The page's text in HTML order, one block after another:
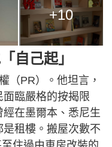
+10
自己起」
（PR）。他坦言，
臨嚴格的按揭限
在墨爾本、悉尼生
租樓。搬屋次數不